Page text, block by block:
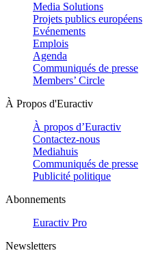
Media Solutions
Projets publics européens
Evénements
Emplois
Agenda
Communiqués de presse
Members’ Circle
À Propos d'Euractiv
À propos d’Euractiv
Contactez-nous
Mediahuis
Communiqués de presse
Publicité politique
Abonnements
Euractiv Pro
Newsletters